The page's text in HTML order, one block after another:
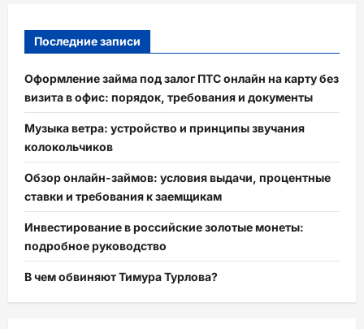
Последние записи
Оформление займа под залог ПТС онлайн на карту без
визита в офис: порядок, требования и документы
Музыка ветра: устройство и принципы звучания
колокольчиков
Обзор онлайн-займов: условия выдачи, процентные
ставки и требования к заемщикам
Инвестирование в российские золотые монеты:
подробное руководство
В чем обвиняют Тимура Турлова?